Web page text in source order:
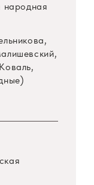
народная